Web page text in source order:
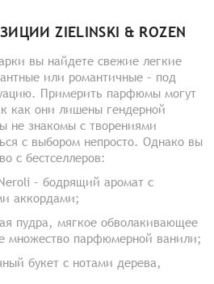
ZIELINSKI & ROZEN
вы найдете свежие легкие
или романтичные – под
Примерить парфюмы могут
они лишены гендерной
не знакомы с творениями
с выбором непросто. Однако вы
с бестселлеров:
– бодрящий аромат с
аккордами;
пудра, мягкое обволакивающее
множество парфюмерной ванили;
букет с нотами дерева,